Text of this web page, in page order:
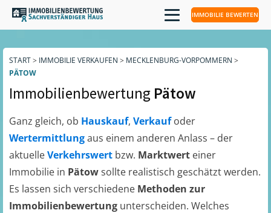
IMMOBILIE BEWERTEN
START> IMMOBILIE VERKAUFEN > MECKLENBURG-VORPOMMERN >
PÄTOW
Immobilienbewertung Pätow
Ganz gleich, ob Hauskauf, Verkaufoder
Wertermittlungaus einem anderen Anlass – der
aktuelleVerkehrswert bzw. Marktwert einer
Immobilie in Pätowsollte realistisch geschätzt werden.
Es lassen sich verschiedene Methoden zur
Immobilienbewertung unterscheiden. Welches